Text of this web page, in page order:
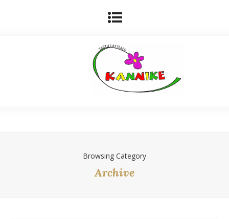
Browsing Category
Archive